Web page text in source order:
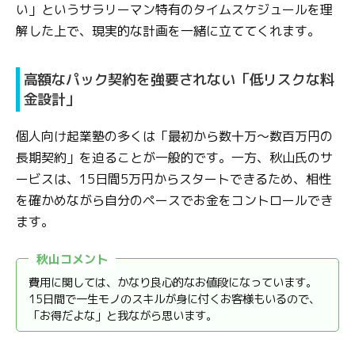
い」というサラリーマン特有のタイムスケジュールを理
解した上で、現実的な計画を一緒に立ててくれます。
高額なパック契約を強要されない「低リスクな料
金設計」
個人向け起業塾の多くは「最初から数十万〜数百万円の
長期契約」を迫ることが一般的です。一方、秋山氏のサ
ービスは、15日間5万円からスタートできるため、相性
を確かめながら自分のペースでお金をコントロールでき
ます。
秋山コメント
費用に関しては、かなり良心的なお値段になっています。
15日間で一生モノのスキルが身に付くお客様もいるので、
「お得だよな」と我ながら思います。